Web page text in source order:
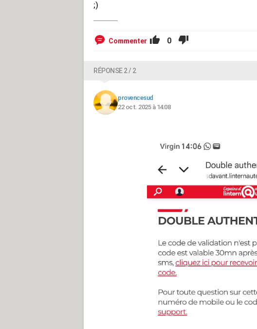
;)
Commenter 0
RÉPONSE 2 / 2
provencesud
22 oct. 2025 à 14:08